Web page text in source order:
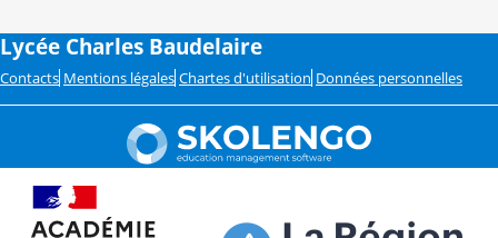
Lycée Charles Baudelaire
Contacts Mentions légales Chartes d'utilisation Données personnelles